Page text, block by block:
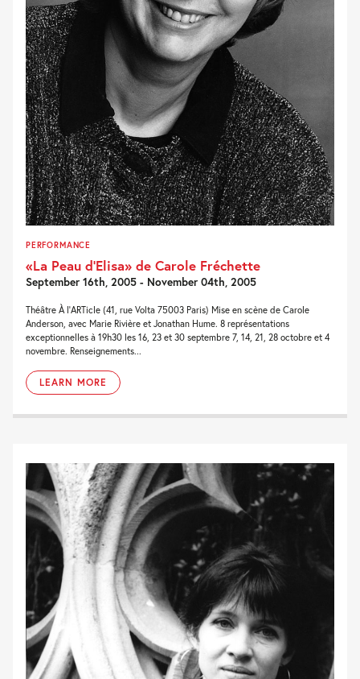
PERFORMANCE
«La Peau d’Elisa» de Carole Fréchette
September 16th, 2005 - November 04th, 2005
Théâtre À l’ARTicle (41, rue Volta 75003 Paris) Mise en scène de Carole
Anderson, avec Marie Rivière et Jonathan Hume. 8 représentations
exceptionnelles à 19h30 les 16, 23 et 30 septembre 7, 14, 21, 28 octobre et 4
novembre. Renseignements...
LEARN MORE